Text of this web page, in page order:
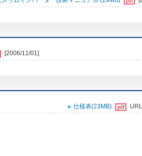
[2006/11/01]
仕様表(23MB) URL